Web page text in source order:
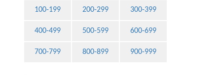
100-199 200-299 300-399
400-499 500-599 600-699
700-799 800-899 900-999